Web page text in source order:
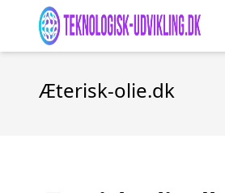
Æterisk-olie.dk